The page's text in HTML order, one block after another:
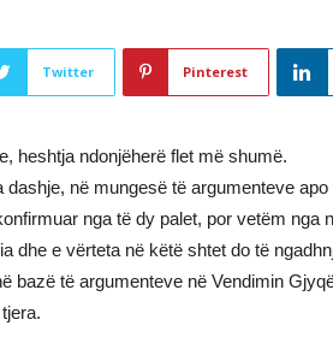
Twitter Pinterest
heshtja ndonjëherë flet më shumë.
dashje, në mungesë të argumenteve
nga të dy palet, por vetëm nga
dhe e vërteta në këtë shtet do të
bazë të argumenteve në Vendimin